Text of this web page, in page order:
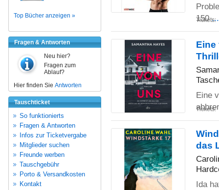
Top Bücher anzeigen »
Fragen & Antworten
Neu hier?
Fragen zum
Ablauf?
Hier finden Sie Antworten
Tauschticket
So funktionierts
Fragen & Antworten
Infos zur Ticketvergabe
Mitglieder suchen
Freunde werben
Tauschgebühr
Porto & Versandkosten
Kontakt
150
Tickets:
Eine
Eine
Tickets:
das
Ida